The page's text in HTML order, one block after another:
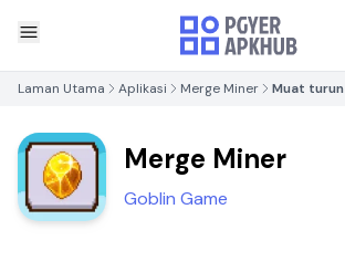
Laman Utama Aplikasi Merge Miner Muat turun
Merge Miner
Goblin Game